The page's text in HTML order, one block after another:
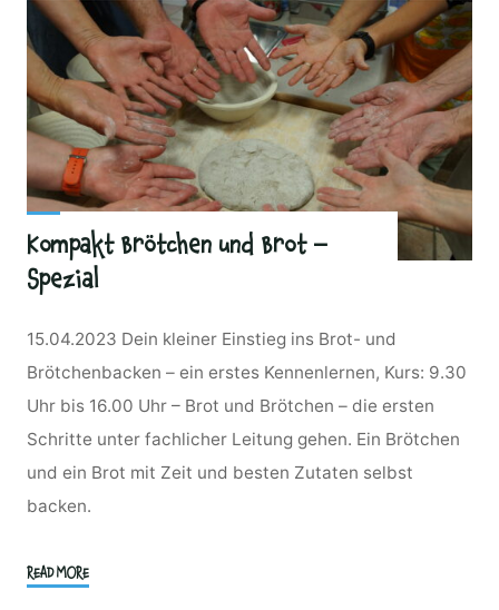
Kompakt Brötchen und Brot –
Spezial
15.04.2023 Dein kleiner Einstieg ins Brot- und
Brötchenbacken – ein erstes Kennenlernen, Kurs: 9.30
Uhr bis 16.00 Uhr – Brot und Brötchen – die ersten
Schritte unter fachlicher Leitung gehen. Ein Brötchen
und ein Brot mit Zeit und besten Zutaten selbst
backen.
READ MORE"Kompakt